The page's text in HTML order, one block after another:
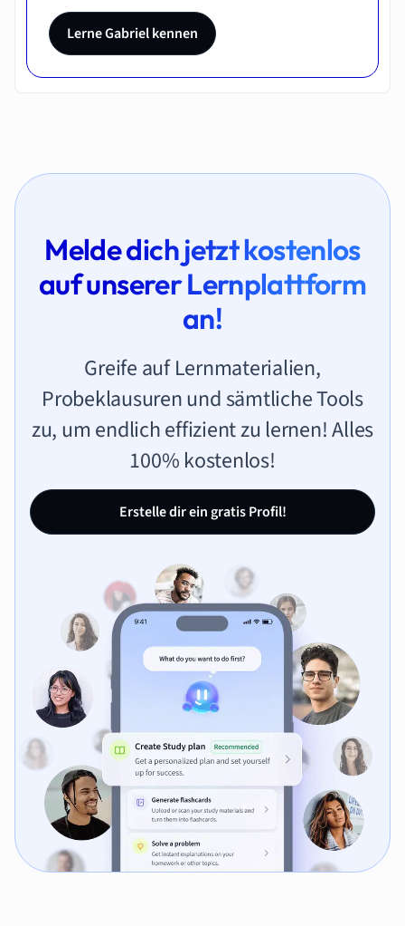
Lerne Gabriel kennen
Melde dich jetzt kostenlos
auf unserer Lernplattform
an!
Greife auf Lernmaterialien,
Probeklausuren und sämtliche Tools
zu, um endlich effizient zu lernen! Alles
100% kostenlos!
Erstelle dir ein gratis Profil!